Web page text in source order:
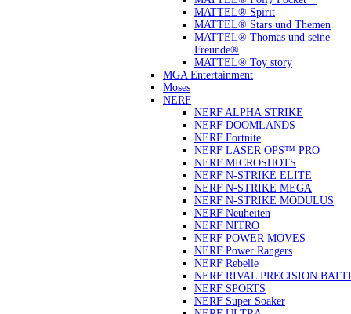
MATTEL® Spirit
MATTEL® Stars und Themen
MATTEL® Thomas und seine
Freunde®
MATTEL® Toy story
MGA Entertainment
Moses
NERF
NERF ALPHA STRIKE
NERF DOOMLANDS
NERF Fortnite
NERF LASER OPS™ PRO
NERF MICROSHOTS
NERF N-STRIKE ELITE
NERF N-STRIKE MEGA
NERF N-STRIKE MODULUS
NERF Neuheiten
NERF NITRO
NERF POWER MOVES
NERF Power Rangers
NERF Rebelle
NERF RIVAL PRECISION
NERF SPORTS
NERF Super Soaker